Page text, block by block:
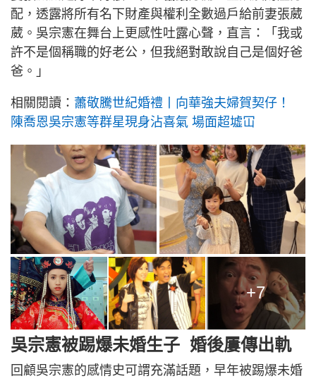
配，透露將所有名下財產與權利全數過戶給前妻張葳
葳。吳宗憲在舞台上更感性吐露心聲，直言：「我或
許不是個稱職的好老公，但我絕對敢說自己是個好爸
爸。」
相關閱讀： 蕭敬騰世紀婚禮丨向華強夫婦賀契仔！
陳喬恩吳宗憲等群星現身沾喜氣 場面超墟冚
+7
吳宗憲被踢爆未婚生子 婚後屢傳出軌
回顧吳宗憲的感情史可謂充滿話題，早年被踢爆未婚